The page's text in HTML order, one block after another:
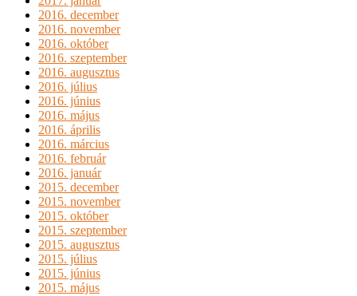
2016. december
2016. november
2016. október
2016. szeptember
2016. augusztus
2016. július
2016. június
2016. május
2016. április
2016. március
2016. február
2016. január
2015. december
2015. november
2015. október
2015. szeptember
2015. augusztus
2015. július
2015. június
2015. május